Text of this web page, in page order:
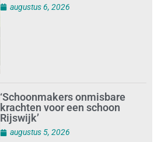
augustus 6, 2026
‘Schoonmakers onmisbare
krachten voor een schoon
Rijswijk’
augustus 5, 2026